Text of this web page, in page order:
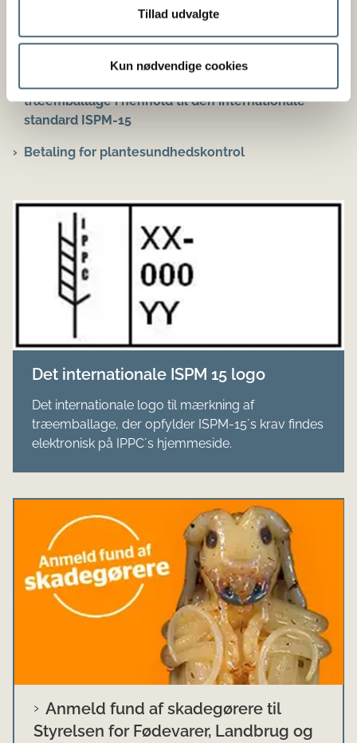
Tillad udvalgte
Kun nødvendige cookies
Bekendtgørelse nr. 2277 af 03/12/2021om
træemballage i henhold til den internationale
standard ISPM-15
Betaling for plantesundhedskontrol
Det internationale ISPM 15 logo
Det internationale logo til mærkning af
træemballage, der opfylder ISPM-15´s krav findes
elektronisk på IPPC´s hjemmeside.
Anmeld fund af skadegørere til
Styrelsen for Fødevarer, Landbrug og